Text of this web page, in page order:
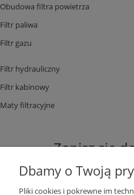
Obudowa filtra powietrza
Filtr paliwa
Filtr gazu
Filtr hydrauliczny
Filtr kabinowy
Maty filtracyjne
Zapisz się
Dbamy o Twoją
Pliki cookies i pokrewne im